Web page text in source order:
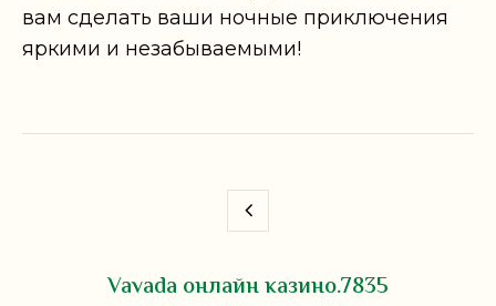
вам сделать ваши ночные приключения
яркими и незабываемыми!
Vavada онлайн казино.7835